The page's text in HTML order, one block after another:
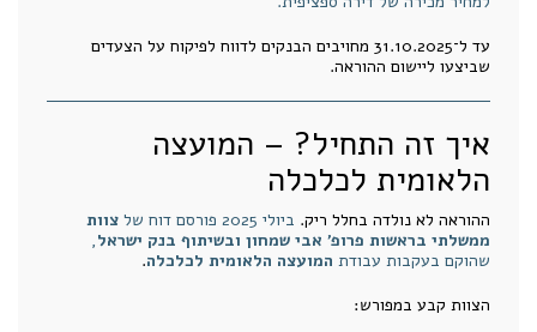
עד ל־31.10.2025 מחויבים הבנקים לדווח לפיקוח על הצעדים
שביצעו ליישום ההוראה.
איך זה התחיל? – המועצה
הלאומית לכלכלה
ההוראה לא נולדה בחלל ריק. ביולי 2025 פורסם דוח של
צוות
ממשלתי בראשות פרופ’ אבי שמחון ובשיתוף בנק ישראל,
שהוקם בעקבות עבודת המועצה הלאומית לכלכלה.
הצוות קבע במפורש: